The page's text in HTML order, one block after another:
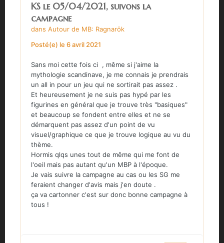
KS le 05/04/2021, suivons la
campagne
dans Autour de MB: Ragnarök
Posté(e) le 6 avril 2021
Sans moi cette fois ci , même si j'aime la
mythologie scandinave, je me connais je prendrais
un all in pour un jeu qui ne sortirait pas assez .
Et heureusement je ne suis pas hypé par les
figurines en général que je trouve très "basiques"
et beaucoup se fondent entre elles et ne se
démarquent pas assez d'un point de vu
visuel/graphique ce que je trouve logique au vu du
thème.
Hormis qlqs unes tout de même qui me font de
l'oeil mais pas autant qu'un MBP à l'époque.
Je vais suivre la campagne au cas ou les SG me
feraient changer d'avis mais j'en doute .
ça va cartonner c'est sur donc bonne campagne à
tous !